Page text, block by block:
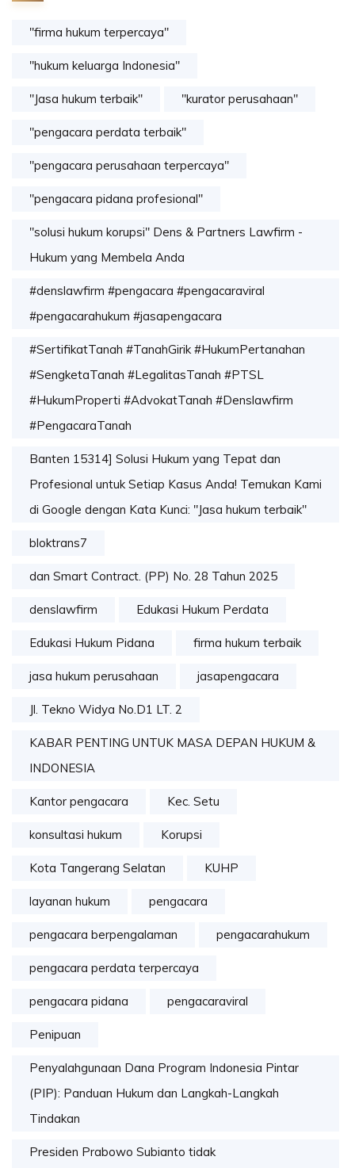
"firma hukum terpercaya"
"hukum keluarga Indonesia"
"Jasa hukum terbaik" "kurator perusahaan"
"pengacara perdata terbaik"
"pengacara perusahaan terpercaya"
"pengacara pidana profesional"
"solusi hukum korupsi" Dens & Partners Lawfirm -
Hukum yang Membela Anda
#denslawfirm #pengacara #pengacaraviral
#pengacarahukum #jasapengacara
#SertifikatTanah #TanahGirik #HukumPertanahan
#SengketaTanah #LegalitasTanah #PTSL
#HukumProperti #AdvokatTanah #Denslawfirm
#PengacaraTanah
Banten 15314] Solusi Hukum yang Tepat dan
Profesional untuk Setiap Kasus Anda! Temukan Kami
di Google dengan Kata Kunci: "Jasa hukum terbaik"
bloktrans7
dan Smart Contract. (PP) No. 28 Tahun 2025
denslawfirm Edukasi Hukum Perdata
Edukasi Hukum Pidana firma hukum terbaik
jasa hukum perusahaan jasapengacara
Jl. Tekno Widya No.D1 LT. 2
KABAR PENTING UNTUK MASA DEPAN HUKUM &
INDONESIA
Kantor pengacara Kec. Setu
konsultasi hukum Korupsi
Kota Tangerang Selatan KUHP
layanan hukum pengacara
pengacara berpengalaman pengacarahukum
pengacara perdata terpercaya
pengacara pidana pengacaraviral
Penipuan
Penyalahgunaan Dana Program Indonesia Pintar
(PIP): Panduan Hukum dan Langkah-Langkah
Tindakan
Presiden Prabowo Subianto tidak